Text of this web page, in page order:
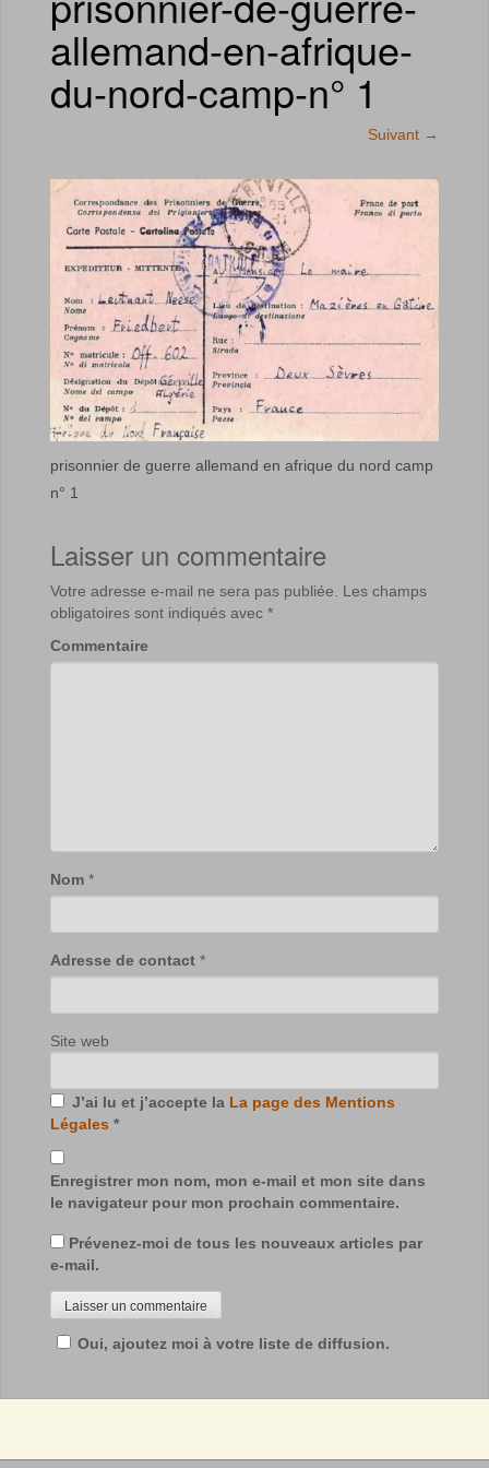
allemand-en-afrique-
du-nord-camp-n° 1
Suivant →
prisonnier de guerre allemand en afrique du nord camp
n° 1
Laisser un commentaire
Votre adresse e-mail ne sera pas publiée.
Les champs
obligatoires sont indiqués avec *
Commentaire
Nom *
Adresse de contact *
Site web
J’ai lu et j’accepte la La page des Mentions
Légales *
Enregistrer mon nom, mon e-mail et mon site dans
le navigateur pour mon prochain commentaire.
Prévenez-moi de tous les nouveaux articles par
e-mail.
Oui, ajoutez moi à votre liste de diffusion.